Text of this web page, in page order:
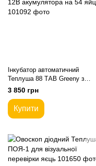
Інкубатор автоматичний
Теплуша 88 ТАВ Greeny з
можливістю підключення 12В
3 850 грн
Купити